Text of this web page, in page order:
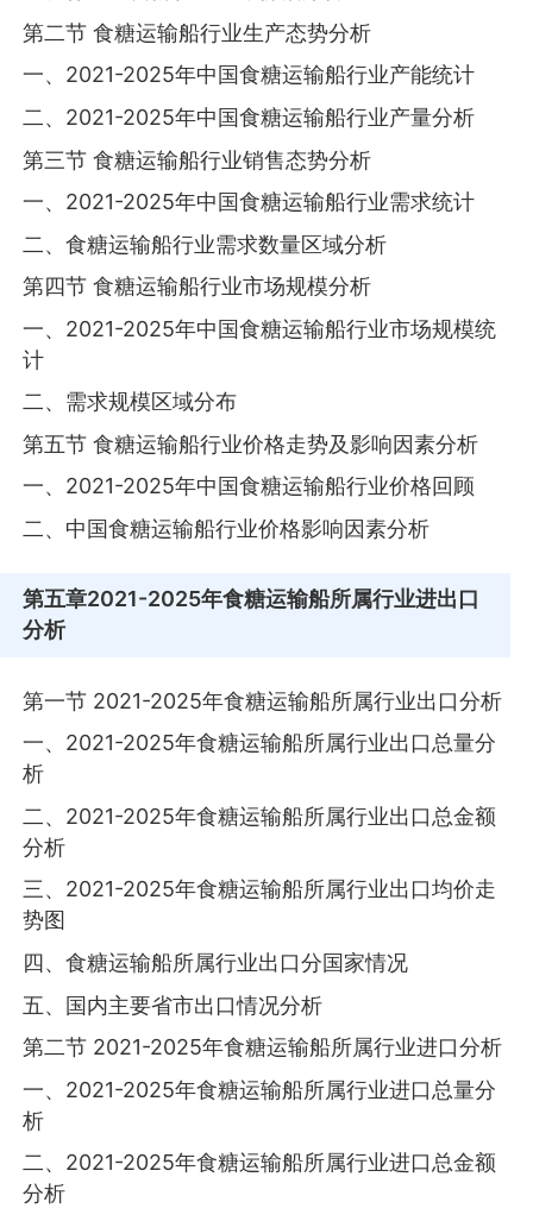
第二节 食糖运输船行业生产态势分析
一、2021-2025年中国食糖运输船行业产能统计
二、2021-2025年中国食糖运输船行业产量分析
第三节 食糖运输船行业销售态势分析
一、2021-2025年中国食糖运输船行业需求统计
二、食糖运输船行业需求数量区域分析
第四节 食糖运输船行业市场规模分析
一、2021-2025年中国食糖运输船行业市场规模统
计
二、需求规模区域分布
第五节 食糖运输船行业价格走势及影响因素分析
一、2021-2025年中国食糖运输船行业价格回顾
二、中国食糖运输船行业价格影响因素分析
第五章2021-2025年食糖运输船所属行业进出口
分析
第一节 2021-2025年食糖运输船所属行业出口分析
一、2021-2025年食糖运输船所属行业出口总量分
析
二、2021-2025年食糖运输船所属行业出口总金额
分析
三、2021-2025年食糖运输船所属行业出口均价走
势图
四、食糖运输船所属行业出口分国家情况
五、国内主要省市出口情况分析
第二节 2021-2025年食糖运输船所属行业进口分析
一、2021-2025年食糖运输船所属行业进口总量分
析
二、2021-2025年食糖运输船所属行业进口总金额
分析